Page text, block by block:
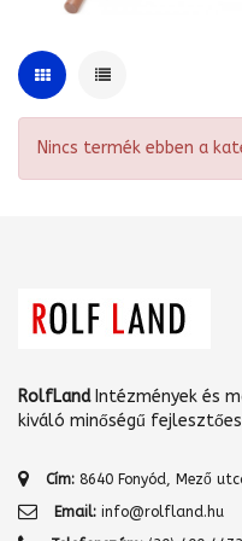
Nincs termék ebben a
RolfLandIntézmények és
kiváló minőségű
Cím: 8640 Fonyód, Mező
Email: info@rolfland.hu